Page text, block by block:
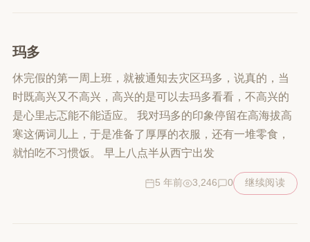
玛多
休完假的第一周上班，就被通知去灾区玛多，说真的，当
时既高兴又不高兴，高兴的是可以去玛多看看，不高兴的
是心里忐忑能不能适应。 我对玛多的印象停留在高海拔高
寒这俩词儿上，于是准备了厚厚的衣服，还有一堆零食，
就怕吃不习惯饭。 早上八点半从西宁出发
5 年前 3,246 0 继续阅读